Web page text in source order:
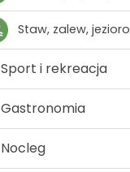
Staw, zalew, jezioro
Sport i rekreacja
Gastronomia
Nocleg